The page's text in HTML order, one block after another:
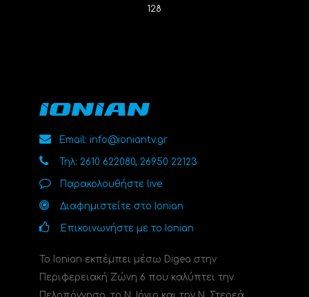
128
Email: info@ioniantv.gr
Τηλ: 2610 622080, 26950 22123
Παρακολουθήστε live
Διαφημιστείτε στο Ionian
Επικοινωνήστε με το Ionian
Το Ionian εκπέμπει μέσω Digea στην
Περιφερειακή Ζώνη 6 που καλύπτει την